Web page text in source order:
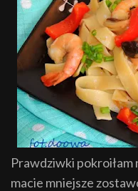
Prawdziwki pokroiłam
macie mniejsze